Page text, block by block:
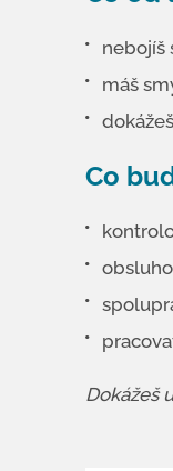
nebojíš
máš
Co
Dokážeš